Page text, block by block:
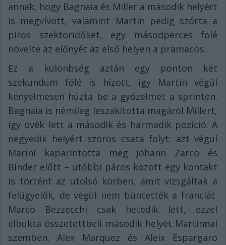
annak, hogy Bagnaia és Miller a második helyért
is megvívott, valamint Martin pedig szórta a
piros szektoridőket, egy másodperces fölé
növelte az előnyét az első helyen a pramacos.
Ez a különbség aztán egy ponton két
szekundum fölé is hízott, így Martin végül
kényelmesen húzta be a győzelmet a sprinten.
Bagnaia is némileg leszakította magáról Millert,
így övék lett a második és harmadik pozíció. A
negyedik helyért szoros csata folyt: azt végül
Marini kaparintotta meg Johann Zarco és
Binder előtt – utóbbi páros között egy kontakt
is történt az utolsó körben, amit vizsgáltak a
felügyelők, de végül nem büntették a franciát.
Marco Bezzecchi csak hetedik lett, ezzel
elbukta összetettbeli második helyét Martinnal
szemben. Alex Marquez és Aleix Espargaro